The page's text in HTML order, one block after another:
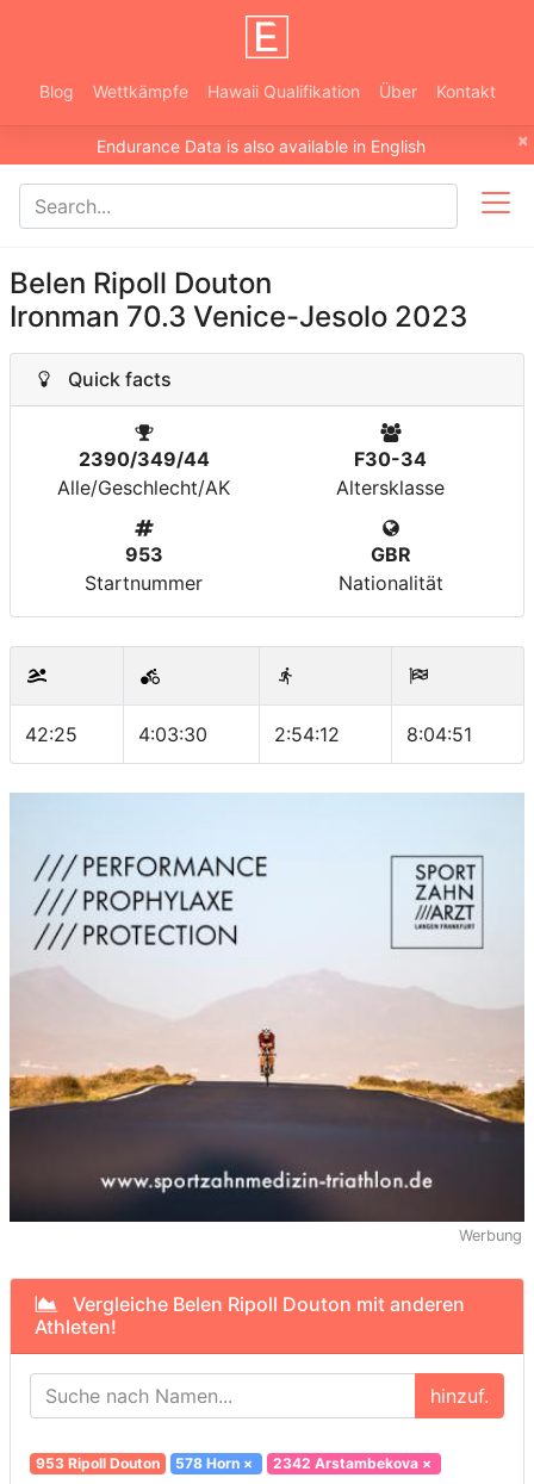
Blog Wettkämpfe Hawaii Qualifikation Über Kontakt
×
Endurance Data is also available in English
Belen Ripoll Douton
Ironman 70.3 Venice-Jesolo 2023
Quick facts
2390/349/44
Alle/Geschlecht/AK
F30-34
Altersklasse
953
Startnummer
GBR
Nationalität
42:25 4:03:30 2:54:12 8:04:51
Werbung
Vergleiche Belen Ripoll Douton mit anderen
Athleten!
hinzuf.
953 Ripoll Douton 578 Horn × 2342 Arstambekova×